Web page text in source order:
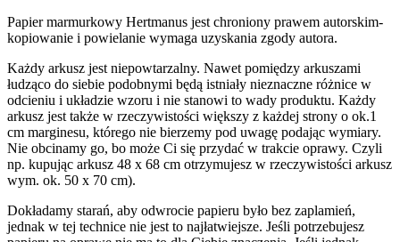
Papier marmurkowy Hertmanus jest chroniony prawem autorskim-
kopiowanie i powielanie wymaga uzyskania zgody autora.
Każdy arkusz jest niepowtarzalny. Nawet pomiędzy arkuszami
łudząco do siebie podobnymi będą istniały nieznaczne różnice w
odcieniu i układzie wzoru i nie stanowi to wady produktu. Każdy
arkusz jest także w rzeczywistości większy z każdej strony o ok.1
cm marginesu, którego nie bierzemy pod uwagę podając wymiary.
Nie obcinamy go, bo może Ci się przydać w trakcie oprawy. Czyli
np. kupując arkusz 48 x 68 cm otrzymujesz w rzeczywistości arkusz
wym. ok. 50 x 70 cm).
Dokładamy starań, aby odwrocie papieru było bez zaplamień,
jednak w tej technice nie jest to najłatwiejsze. Jeśli potrzebujesz